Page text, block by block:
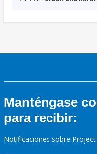
Manténgase
para recibir:
Notificaciones sobre Project